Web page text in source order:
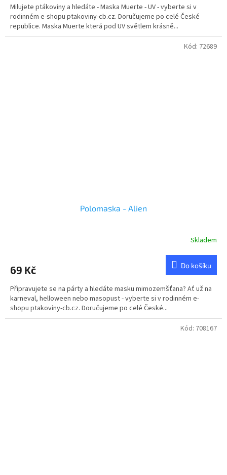
Milujete ptákoviny a hledáte - Maska Muerte - UV - vyberte si v
rodinném e-shopu ptakoviny-cb.cz. Doručujeme po celé České
republice. Maska Muerte která pod UV světlem krásně...
Polomaska - Alien
Skladem
69 Kč Do košíku
Připravujete se na párty a hledáte masku mimozemšťana? Ať už na
karneval, helloween nebo masopust - vyberte si v rodinném e-
shopu ptakoviny-cb.cz. Doručujeme po celé České...
Kód: 72689
Kód: 708167